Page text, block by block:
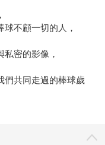
不顧一切的人，
密的影像，
們共同走過的棒球歲